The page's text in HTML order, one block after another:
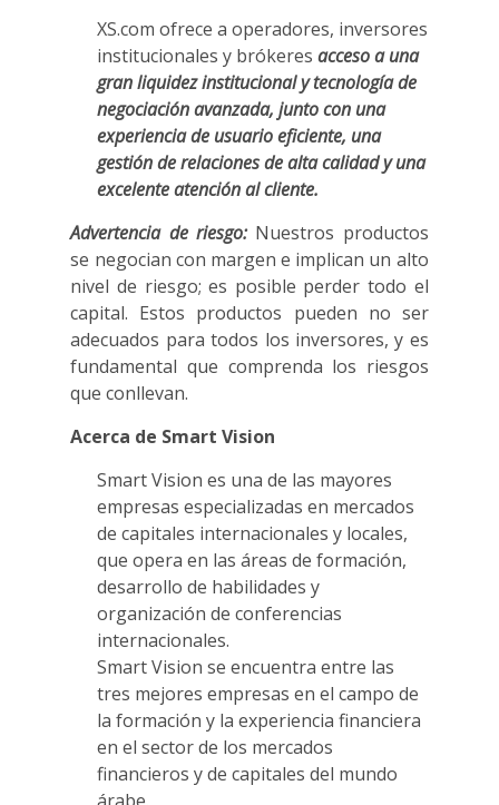
XS.com ofrece a operadores, inversores
institucionales y brókeresacceso a una
gran liquidez institucional y tecnología de
negociación avanzada, junto con una
experiencia de usuario eficiente, una
gestión de relaciones de alta calidad y una
excelente atención al cliente.
Advertencia de riesgo:Nuestros productos
se negocian con margen e implican un alto
nivel de riesgo; es posible perder todo el
capital. Estos productos pueden no ser
adecuados para todos los inversores, y es
fundamental que comprenda los riesgos
que conllevan.
Acerca de Smart Vision
Smart Vision es una de las mayores
empresas especializadas en mercados
de capitales internacionales y locales,
que opera en las áreas de formación,
desarrollo de habilidades y
organización de conferencias
internacionales.
Smart Vision se encuentra entre las
tres mejores empresas en el campo de
la formación y la experiencia financiera
en el sector de los mercados
financieros y de capitales del mundo